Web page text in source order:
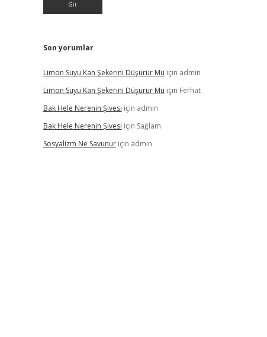
Son yorumlar
Limon Suyu Kan Şekerini Düşürür Mü için admin
Limon Suyu Kan Şekerini Düşürür Mü için Ferhat
Bak Hele Nerenin Şivesi için admin
Bak Hele Nerenin Şivesi için Sağlam
Sosyalizm Ne Savunuriçin admin